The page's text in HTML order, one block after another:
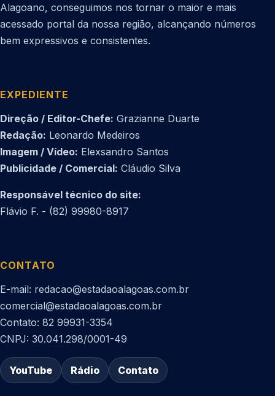
Alagoano, conseguimos nos tornar o maior e mais
acessado portal da nossa região, alcançando números
bem expressivos e consistentes.
EXPEDIENTE
Direção / Editor-Chefe: Grazianne Duarte
Redação: Leonardo Medeiros
Imagem / Vídeo: Elexsandro Santos
Publicidade / Comercial: Cláudio Silva
Responsável técnico do site:
Flávio F. - (82) 99980-8917
CONTATO
E-mail: redacao@estadaoalagoas.com.br
comercial@estadaoalagoas.com.br
Contato: 82 99931-3354
CNPJ: 30.041.298/0001-49
YouTube Rádio Contato